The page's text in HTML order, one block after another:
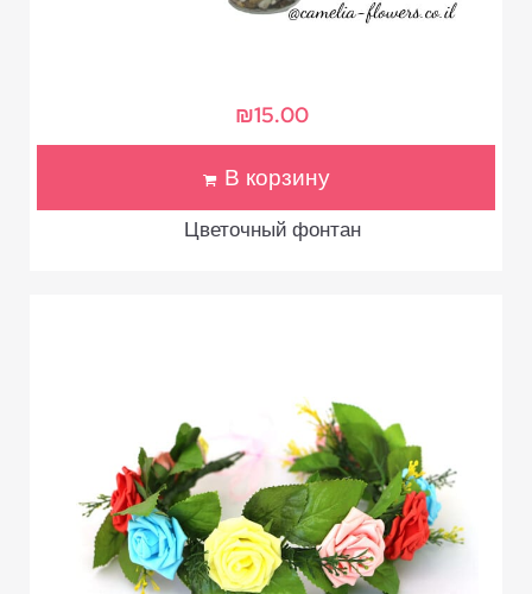
Цветочный фонтан
₪15.00
В корзину